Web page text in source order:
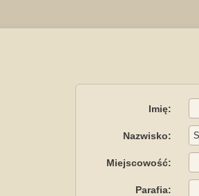
Imię:
Nazwisko:
Miejscowość:
Parafia: